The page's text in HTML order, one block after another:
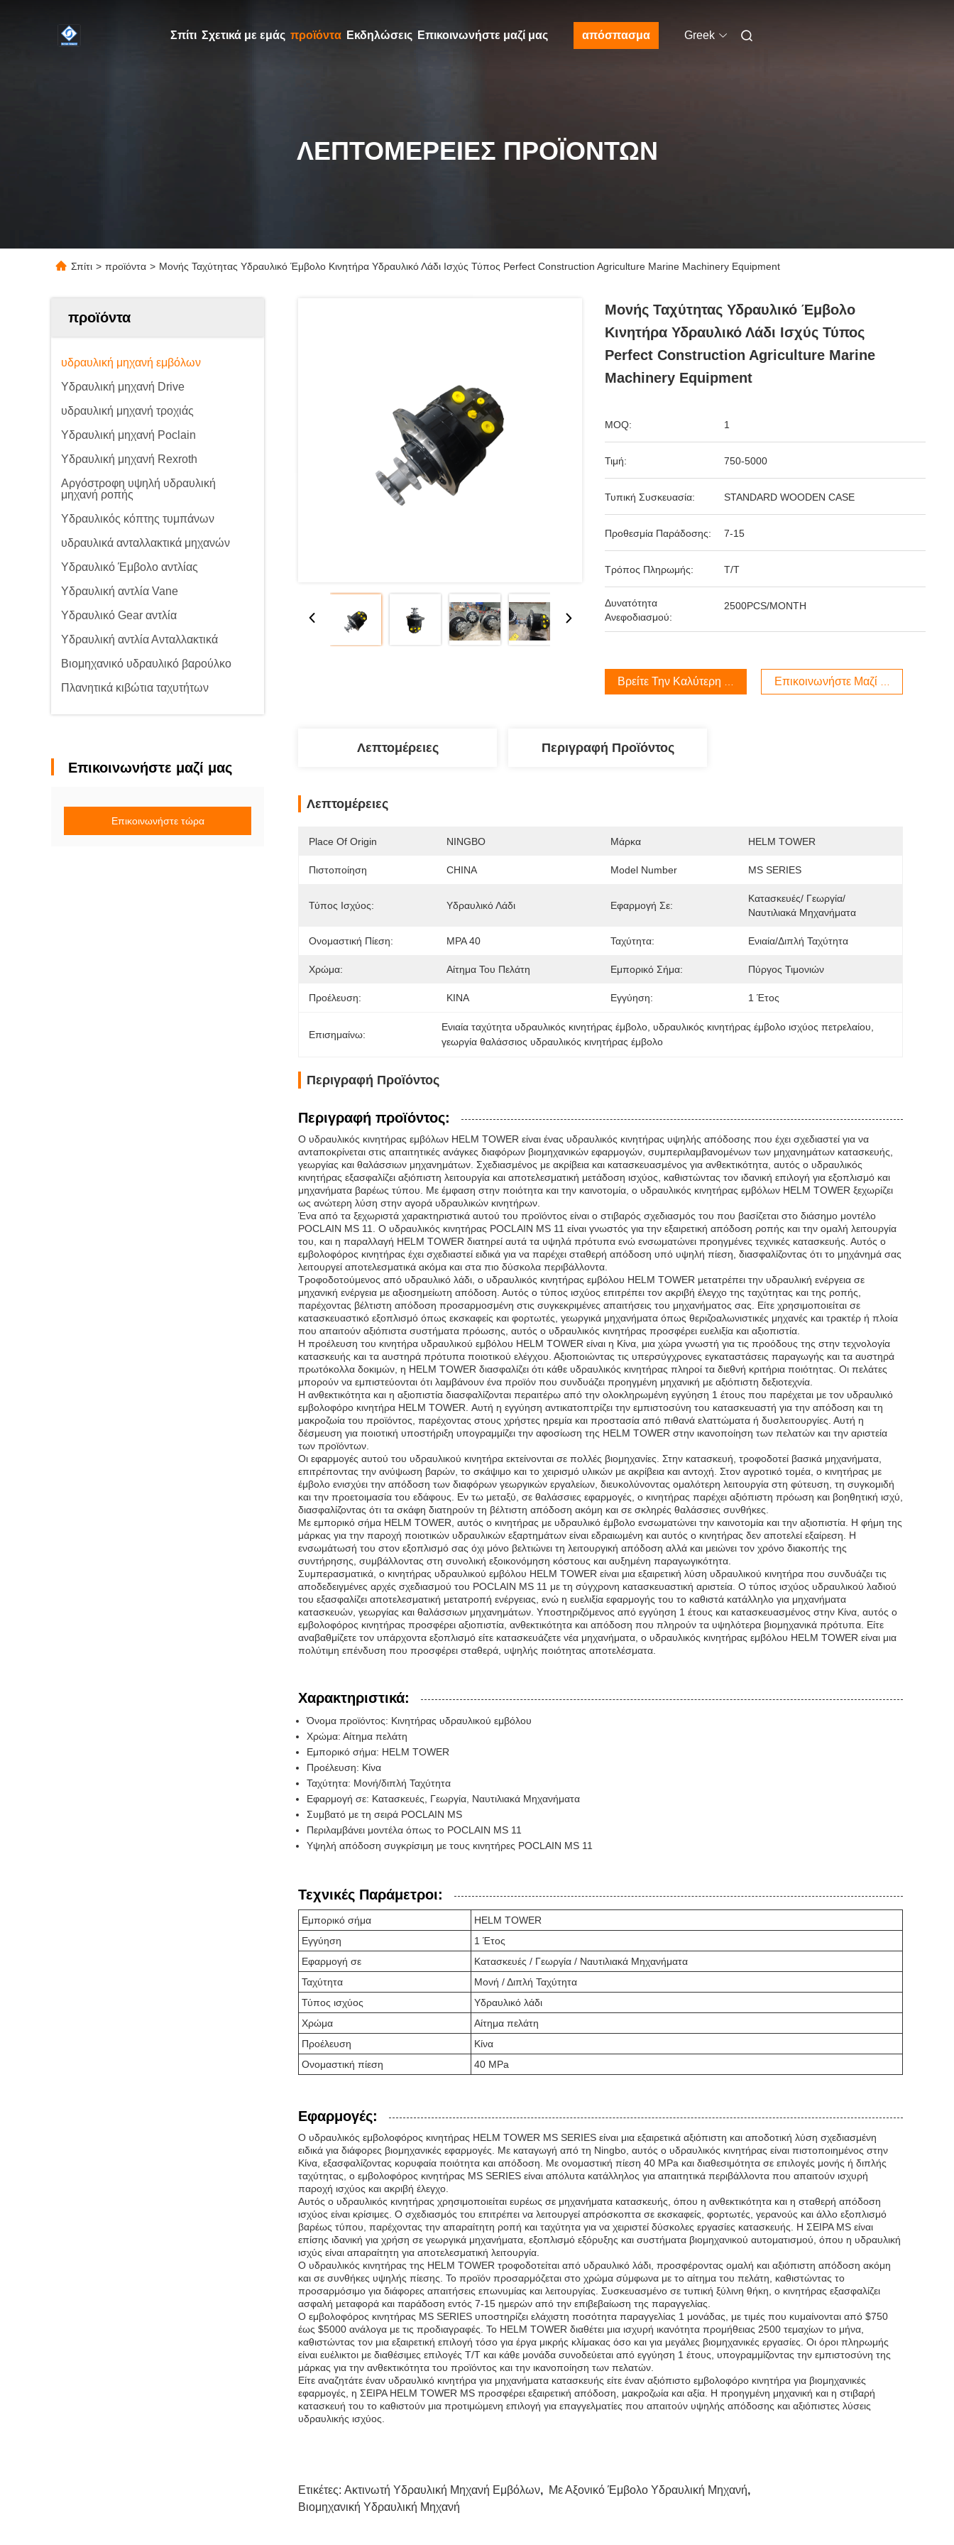
Σπίτι Σχετικά με εμάς προϊόντα Εκδηλώσεις Επικοινωνήστε μαζί μας απόσπασμα Greek
ΛΕΠΤΟΜΈΡΕΙΕΣ ΠΡΟΪΌΝΤΩΝ
Σπίτι > προϊόντα > Μονής Ταχύτητας Υδραυλικό Έμβολο Κινητήρα Υδραυλικό Λάδι Ισχύς Τύπος Perfect Construction Agriculture Marine Machinery Equipment
προϊόντα
υδραυλική μηχανή εμβόλων
Υδραυλική μηχανή Drive
υδραυλική μηχανή τροχιάς
Υδραυλική μηχανή Poclain
Υδραυλική μηχανή Rexroth
Αργόστροφη υψηλή υδραυλική
μηχανή ροπής
Υδραυλικός κόπτης τυμπάνων
υδραυλικά ανταλλακτικά μηχανών
Υδραυλικό Έμβολο αντλίας
Υδραυλική αντλία Vane
Υδραυλικό Gear αντλία
Υδραυλική αντλία Ανταλλακτικά
Βιομηχανικό υδραυλικό βαρούλκο
Πλανητικά κιβώτια ταχυτήτων
Επικοινωνήστε μαζί μας
Επικοινωνήστε τώρα
Μονής Ταχύτητας Υδραυλικό Έμβολο
Κινητήρα Υδραυλικό Λάδι Ισχύς Τύπος
Perfect Construction Agriculture Marine
Machinery Equipment
MOQ: 1
Τιμή: 750-5000
Τυπική Συσκευασία: STANDARD WOODEN CASE
Προθεσμία Παράδοσης: 7-15
Τρόπος Πληρωμής: T/T
Δυνατότητα
Ανεφοδιασμού:
2500PCS/MONTH
Βρείτε Την Καλύτερη Τιμή Επικοινωνήστε Μαζί Μας
Λεπτομέρειες Περιγραφή Προϊόντος
Λεπτομέρειες
Place Of Origin NINGBO Μάρκα HELM TOWER
Πιστοποίηση CHINA Model Number MS SERIES
Τύπος Ισχύος: Υδραυλικό Λάδι Εφαρμογή Σε:
Κατασκευές/ Γεωργία/
Ναυτιλιακά Μηχανήματα
Ονομαστική Πίεση: MPA 40 Ταχύτητα: Ενιαία/διπλή Ταχύτητα
Χρώμα: Αίτημα Του Πελάτη Εμπορικό Σήμα: Πύργος Τιμονιών
Προέλευση: ΚΙΝΑ Εγγύηση: 1 Έτος
Επισημαίνω:
Ενιαία ταχύτητα υδραυλικός κινητήρας έμβολο υδραυλικός κινητήρας έμβολο ισχύος πετρελαίου
γεωργία θαλάσσιος υδραυλικός κινητήρας έμβολο
Περιγραφή Προϊόντος
Περιγραφή προϊόντος:
Ο υδραυλικός κινητήρας εμβόλων HELM TOWER είναι ένας υδραυλικός κινητήρας υψηλής απόδοσης που έχει σχεδιαστεί για να
ανταποκρίνεται στις απαιτητικές ανάγκες διαφόρων βιομηχανικών εφαρμογών, συμπεριλαμβανομένων των μηχανημάτων κατασκευής,
γεωργίας και θαλάσσιων μηχανημάτων. Σχεδιασμένος με ακρίβεια και κατασκευασμένος για ανθεκτικότητα, αυτός ο υδραυλικός
κινητήρας εξασφαλίζει αξιόπιστη λειτουργία και αποτελεσματική μετάδοση ισχύος, καθιστώντας τον ιδανική επιλογή για εξοπλισμό και
μηχανήματα βαρέως τύπου. Με έμφαση στην ποιότητα και την καινοτομία, ο υδραυλικός κινητήρας εμβόλων HELM TOWER ξεχωρίζει
ως ανώτερη λύση στην αγορά υδραυλικών κινητήρων.
Ένα από τα ξεχωριστά χαρακτηριστικά αυτού του προϊόντος είναι ο στιβαρός σχεδιασμός του που βασίζεται στο διάσημο μοντέλο
POCLAIN MS 11. Ο υδραυλικός κινητήρας POCLAIN MS 11 είναι γνωστός για την εξαιρετική απόδοση ροπής και την ομαλή λειτουργία
του, και η παραλλαγή HELM TOWER διατηρεί αυτά τα υψηλά πρότυπα ενώ ενσωματώνει προηγμένες τεχνικές κατασκευής. Αυτός ο
εμβολοφόρος κινητήρας έχει σχεδιαστεί ειδικά για να παρέχει σταθερή απόδοση υπό υψηλή πίεση, διασφαλίζοντας ότι το μηχάνημά σας
λειτουργεί αποτελεσματικά ακόμα και στα πιο δύσκολα περιβάλλοντα.
Τροφοδοτούμενος από υδραυλικό λάδι, ο υδραυλικός κινητήρας εμβόλου HELM TOWER μετατρέπει την υδραυλική ενέργεια σε
μηχανική ενέργεια με αξιοσημείωτη απόδοση. Αυτός ο τύπος ισχύος επιτρέπει τον ακριβή έλεγχο της ταχύτητας και της ροπής,
παρέχοντας βέλτιστη απόδοση προσαρμοσμένη στις συγκεκριμένες απαιτήσεις του μηχανήματος σας. Είτε χρησιμοποιείται σε
κατασκευαστικό εξοπλισμό όπως εκσκαφείς και φορτωτές, γεωργικά μηχανήματα όπως θεριζοαλωνιστικές μηχανές και τρακτέρ ή πλοία
που απαιτούν αξιόπιστα συστήματα πρόωσης, αυτός ο υδραυλικός κινητήρας προσφέρει ευελιξία και αξιοπιστία.
Η προέλευση του κινητήρα υδραυλικού εμβόλου HELM TOWER είναι η Κίνα, μια χώρα γνωστή για τις προόδους της στην τεχνολογία
κατασκευής και τα αυστηρά πρότυπα ποιοτικού ελέγχου. Αξιοποιώντας τις υπερσύγχρονες εγκαταστάσεις παραγωγής και τα αυστηρά
πρωτόκολλα δοκιμών, η HELM TOWER διασφαλίζει ότι κάθε υδραυλικός κινητήρας πληροί τα διεθνή κριτήρια ποιότητας. Οι πελάτες
μπορούν να εμπιστεύονται ότι λαμβάνουν ένα προϊόν που συνδυάζει προηγμένη μηχανική με αξιόπιστη δεξιοτεχνία.
Η ανθεκτικότητα και η αξιοπιστία διασφαλίζονται περαιτέρω από την ολοκληρωμένη εγγύηση 1 έτους που παρέχεται με τον υδραυλικό
εμβολοφόρο κινητήρα HELM TOWER. Αυτή η εγγύηση αντικατοπτρίζει την εμπιστοσύνη του κατασκευαστή για την απόδοση και τη
μακροζωία του προϊόντος, παρέχοντας στους χρήστες ηρεμία και προστασία από πιθανά ελαττώματα ή δυσλειτουργίες. Αυτή η
δέσμευση για ποιοτική υποστήριξη υπογραμμίζει την αφοσίωση της HELM TOWER στην ικανοποίηση των πελατών και την αριστεία
των προϊόντων.
Οι εφαρμογές αυτού του υδραυλικού κινητήρα εκτείνονται σε πολλές βιομηχανίες. Στην κατασκευή, τροφοδοτεί βασικά μηχανήματα,
επιτρέποντας την ανύψωση βαρών, το σκάψιμο και το χειρισμό υλικών με ακρίβεια και αντοχή. Στον αγροτικό τομέα, ο κινητήρας με
έμβολο ενισχύει την απόδοση των διαφόρων γεωργικών εργαλείων, διευκολύνοντας ομαλότερη λειτουργία στη φύτευση, τη συγκομιδή
και την προετοιμασία του εδάφους. Εν τω μεταξύ, σε θαλάσσιες εφαρμογές, ο κινητήρας παρέχει αξιόπιστη πρόωση και βοηθητική ισχύ,
διασφαλίζοντας ότι τα σκάφη διατηρούν τη βέλτιστη απόδοση ακόμη και σε σκληρές θαλάσσιες συνθήκες.
Με εμπορικό σήμα HELM TOWER, αυτός ο κινητήρας με υδραυλικό έμβολο ενσωματώνει την καινοτομία και την αξιοπιστία. Η φήμη της
μάρκας για την παροχή ποιοτικών υδραυλικών εξαρτημάτων είναι εδραιωμένη και αυτός ο κινητήρας δεν αποτελεί εξαίρεση. Η
ενσωμάτωσή του στον εξοπλισμό σας όχι μόνο βελτιώνει τη λειτουργική απόδοση αλλά και μειώνει τον χρόνο διακοπής της
συντήρησης, συμβάλλοντας στη συνολική εξοικονόμηση κόστους και αυξημένη παραγωγικότητα.
Συμπερασματικά, ο κινητήρας υδραυλικού εμβόλου HELM TOWER είναι μια εξαιρετική λύση υδραυλικού κινητήρα που συνδυάζει τις
αποδεδειγμένες αρχές σχεδιασμού του POCLAIN MS 11 με τη σύγχρονη κατασκευαστική αριστεία. Ο τύπος ισχύος υδραυλικού λαδιού
του εξασφαλίζει αποτελεσματική μετατροπή ενέργειας, ενώ η ευελιξία εφαρμογής του το καθιστά κατάλληλο για μηχανήματα
κατασκευών, γεωργίας και θαλάσσιων μηχανημάτων. Υποστηριζόμενος από εγγύηση 1 έτους και κατασκευασμένος στην Κίνα, αυτός ο
εμβολοφόρος κινητήρας προσφέρει αξιοπιστία, ανθεκτικότητα και απόδοση που πληρούν τα υψηλότερα βιομηχανικά πρότυπα. Είτε
αναβαθμίζετε τον υπάρχοντα εξοπλισμό είτε κατασκευάζετε νέα μηχανήματα, ο υδραυλικός κινητήρας εμβόλου HELM TOWER είναι μια
πολύτιμη επένδυση που προσφέρει σταθερά, υψηλής ποιότητας αποτελέσματα.
Χαρακτηριστικά:
Όνομα προϊόντος: Κινητήρας υδραυλικού εμβόλου
Χρώμα: Αίτημα πελάτη
Εμπορικό σήμα: HELM TOWER
Προέλευση: Κίνα
Ταχύτητα: Μονή/διπλή Ταχύτητα
Εφαρμογή σε: Κατασκευές, Γεωργία, Ναυτιλιακά Μηχανήματα
Συμβατό με τη σειρά POCLAIN MS
Περιλαμβάνει μοντέλα όπως το POCLAIN MS 11
Υψηλή απόδοση συγκρίσιμη με τους κινητήρες POCLAIN MS 11
Τεχνικές Παράμετροι:
Εμπορικό σήμα
HELM TOWER
Εγγύηση
1 Έτος
Εφαρμογή σε
Κατασκευές / Γεωργία / Ναυτιλιακά Μηχανήματα
Ταχύτητα
Μονή / Διπλή Ταχύτητα
Τύπος ισχύος
Υδραυλικό λάδι
Χρώμα
Αίτημα πελάτη
Προέλευση
Κίνα
Ονομαστική πίεση
40 MPa
Εφαρμογές:
Ο υδραυλικός εμβολοφόρος κινητήρας HELM TOWER MS SERIES είναι μια εξαιρετικά αξιόπιστη και αποδοτική λύση σχεδιασμένη
ειδικά για διάφορες βιομηχανικές εφαρμογές. Με καταγωγή από τη Ningbo, αυτός ο υδραυλικός κινητήρας είναι πιστοποιημένος στην
Κίνα, εξασφαλίζοντας κορυφαία ποιότητα και απόδοση. Με ονομαστική πίεση 40 MPa και διαθεσιμότητα σε επιλογές μονής ή διπλής
ταχύτητας, ο εμβολοφόρος κινητήρας MS SERIES είναι απόλυτα κατάλληλος για απαιτητικά περιβάλλοντα που απαιτούν ισχυρή
παροχή ισχύος και ακριβή έλεγχο.
Αυτός ο υδραυλικός κινητήρας χρησιμοποιείται ευρέως σε μηχανήματα κατασκευής, όπου η ανθεκτικότητα και η σταθερή απόδοση
ισχύος είναι κρίσιμες. Ο σχεδιασμός του επιτρέπει να λειτουργεί απρόσκοπτα σε εκσκαφείς, φορτωτές, γερανούς και άλλο εξοπλισμό
βαρέως τύπου, παρέχοντας την απαραίτητη ροπή και ταχύτητα για να χειριστεί δύσκολες εργασίες κατασκευής. Η ΣΕΙΡΑ MS είναι
επίσης ιδανική για χρήση σε γεωργικά μηχανήματα, εξοπλισμό εξόρυξης και συστήματα βιομηχανικού αυτοματισμού, όπου η υδραυλική
ισχύς είναι απαραίτητη για αποτελεσματική λειτουργία.
Ο υδραυλικός κινητήρας της HELM TOWER τροφοδοτείται από υδραυλικό λάδι, προσφέροντας ομαλή και αξιόπιστη απόδοση ακόμη
και σε συνθήκες υψηλής πίεσης. Το προϊόν προσαρμόζεται στο χρώμα σύμφωνα με το αίτημα του πελάτη, καθιστώντας το
προσαρμόσιμο για διάφορες απαιτήσεις επωνυμίας και λειτουργίας. Συσκευασμένο σε τυπική ξύλινη θήκη, ο κινητήρας εξασφαλίζει
ασφαλή μεταφορά και παράδοση εντός 7-15 ημερών από την επιβεβαίωση της παραγγελίας.
Ο εμβολοφόρος κινητήρας MS SERIES υποστηρίζει ελάχιστη ποσότητα παραγγελίας 1 μονάδας, με τιμές που κυμαίνονται από $750
έως $5000 ανάλογα με τις προδιαγραφές. Το HELM TOWER διαθέτει μια ισχυρή ικανότητα προμήθειας 2500 τεμαχίων το μήνα,
καθιστώντας τον μια εξαιρετική επιλογή τόσο για έργα μικρής κλίμακας όσο και για μεγάλες βιομηχανικές εργασίες. Οι όροι πληρωμής
είναι ευέλικτοι με διαθέσιμες επιλογές T/T και κάθε μονάδα συνοδεύεται από εγγύηση 1 έτους, υπογραμμίζοντας την εμπιστοσύνη της
μάρκας για την ανθεκτικότητα του προϊόντος και την ικανοποίηση των πελατών.
Είτε αναζητάτε έναν υδραυλικό κινητήρα για μηχανήματα κατασκευής είτε έναν αξιόπιστο εμβολοφόρο κινητήρα για βιομηχανικές
εφαρμογές, η ΣΕΙΡΑ HELM TOWER MS προσφέρει εξαιρετική απόδοση, μακροζωία και αξία. Η προηγμένη μηχανική και η στιβαρή
κατασκευή του το καθιστούν μια προτιμώμενη επιλογή για επαγγελματίες που απαιτούν υψηλής απόδοσης και αξιόπιστες λύσεις
υδραυλικής ισχύος.
Ετικέτες: Ακτινωτή Υδραυλική Μηχανή Εμβόλων, Με Αξονικό Έμβολο Υδραυλική Μηχανή,
Βιομηχανική Υδραυλική Μηχανή